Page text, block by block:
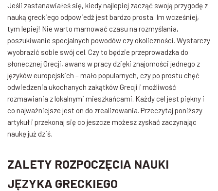
Jeśli zastanawiałeś się, kiedy najlepiej zacząć swoją przygodę z
nauką greckiego odpowiedź jest bardzo prosta. Im wcześniej,
tym lepiej! Nie warto marnować czasu na rozmyślania,
poszukiwanie specjalnych powodów czy okoliczności. Wystarczy
wyobrazić sobie swój cel. Czy to będzie przeprowadzka do
słonecznej Grecji, awans w pracy dzięki znajomości jednego z
języków europejskich – mało popularnych, czy po prostu chęć
odwiedzenia ukochanych zakątków Grecji i możliwość
rozmawiania z lokalnymi mieszkańcami. Każdy cel jest piękny i
co najważniejsze jest on do zrealizowania. Przeczytaj poniższy
artykuł i przekonaj się co jeszcze możesz zyskać zaczynając
naukę już dziś.
ZALETY ROZPOCZĘCIA NAUKI
JĘZYKA GRECKIEGO